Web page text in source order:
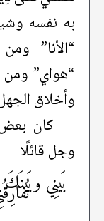
به نفسه
“الأنا”
“هواي” ومن
وأخلاق
كان بعض
وجل قائلًا
بَينِي